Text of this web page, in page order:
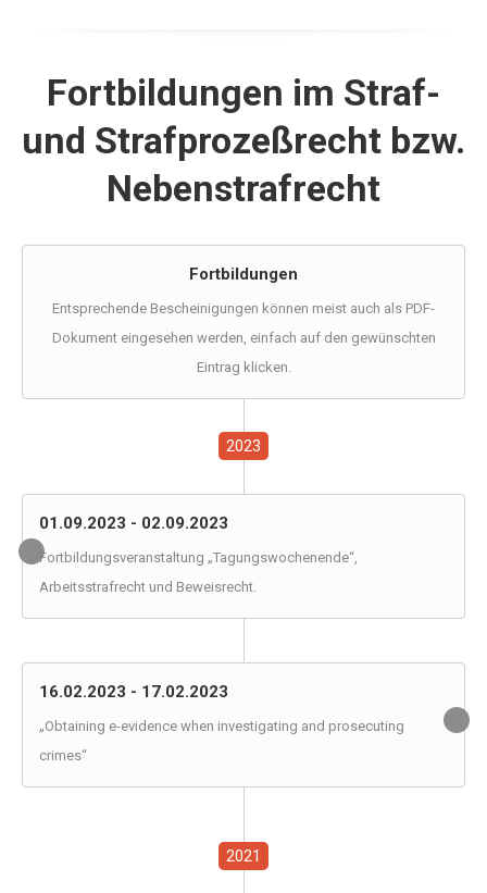
Fortbildungen im Straf-
und Strafprozeßrecht bzw.
Nebenstrafrecht
Fortbildungen
Entsprechende Bescheinigungen können meist auch als PDF-
Dokument eingesehen werden, einfach auf den gewünschten
Eintrag klicken.
2023
01.09.2023 - 02.09.2023
Fortbildungsveranstaltung „Tagungswochenende“,
Arbeitsstrafrecht und Beweisrecht.
16.02.2023 - 17.02.2023
„Obtaining e-evidence when investigating and prosecuting
crimes“
2021